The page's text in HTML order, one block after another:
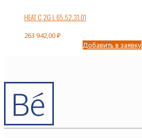
HEAT C 2G L 65.52.31.01
263 942,00₽
Добавить в заявку